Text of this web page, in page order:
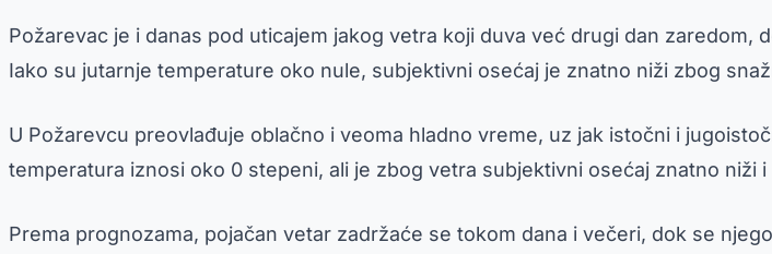
Požarevac je i danas pod uticajem jakog vetra koji duva već drugi dan
Iako su jutarnje temperature oko nule, subjektivni osećaj je znatno niži zbog
U Požarevcu preovlađuje oblačno i veoma hladno vreme, uz jak istočni i
temperatura iznosi oko 0 stepeni, ali je zbog vetra subjektivni osećaj znatno niži
Prema prognozama, pojačan vetar zadržaće se tokom dana i večeri, dok se